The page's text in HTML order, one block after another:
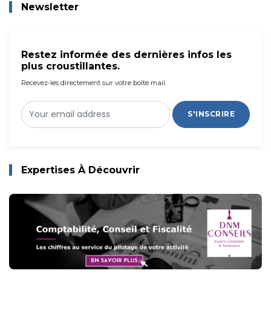
Newsletter
Restez informée des dernières infos les
plus croustillantes.
Recevez-les directement sur votre boîte mail.
S'INSCRIRE
Expertises À Découvrir